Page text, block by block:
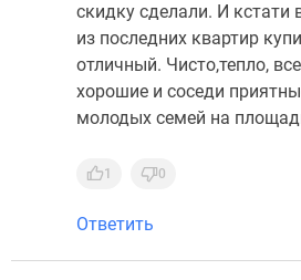
скидку сделали. И
из последних квартир
отличный. Чисто,тепло,
хорошие и соседи
молодых семей на
1 0
Ответить